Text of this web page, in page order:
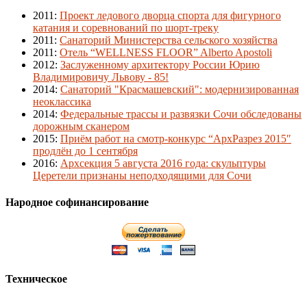
2011 : Проект ледового дворца спорта для фигурного
катания и соревнований по шорт-треку
2011 : Санаторий Министерства сельского хозяйства
2011 : Отель “WELLNESS FLOOR” Alberto Apostoli
2012: Заслуженному архитектору России Юрию
Владимировичу Львову - 85!
2014: Санаторий "Красмашевский": модернизированная
неоклассика
2014: Федеральные трассы и развязки Сочи обследованы
дорожным сканером
2015: Приём работ на смотр-конкурс “АрхРазрез 2015″
продлён до 1 сентября
2016: Архсекция 5 августа 2016 года: скульптуры
Церетели признаны неподходящими для Сочи
Народное софинансирование
Техническое